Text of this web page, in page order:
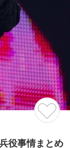
役事情まとめ